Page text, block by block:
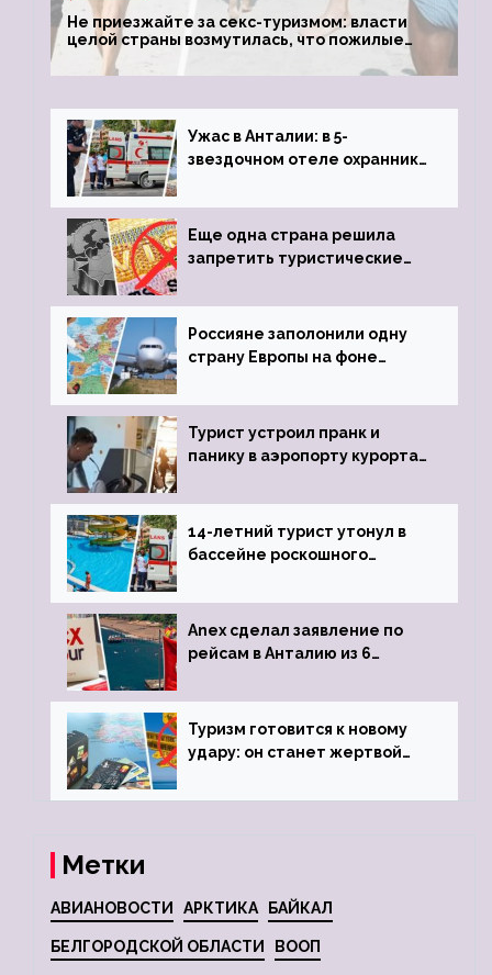
Не приезжайте за секс-туризмом: власти
целой страны возмутилась, что пожилые
туристки массово едут к ним, чтобы
обзавестись молодыми любовниками
Ужас в Анталии: в 5-
звездочном отеле охранник
пистолета
Еще одна страна решила
запретить туристические
Россияне заполонили одну
страну Европы на фоне
виз
Турист устроил пранк и
панику в аэропорту курорта,
задержке рейса
14-летний турист утонул в
бассейне роскошного
Anex сделал заявление по
рейсам в Анталию из 6
Туризм готовится к новому
удару: он станет жертвой
Метки
АВИАНОВОСТИ АРКТИКА БАЙКАЛ
БЕЛГОРОДСКОЙ ОБЛАСТИ ВООП